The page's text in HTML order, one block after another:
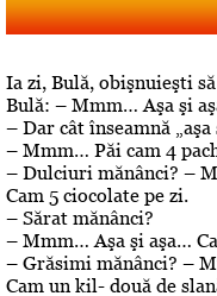
Ia zi, Bulă, obişnuieşti
Bulă: – Mmm… Aşa şi
– Dar cât înseamnă „aşa
– Mmm… Păi cam 4
– Dulciuri mănânci? –
Cam 5 ciocolate pe zi.
– Sărat mănânci?
– Mmm… Aşa şi aşa…
– Grăsimi mănânci? –
Cam un kil- două de